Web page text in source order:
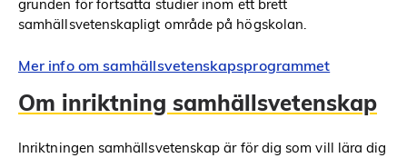
grunden för fortsatta studier inom ett brett
samhällsvetenskapligt område på högskolan.
Mer info om samhällsvetenskapsprogrammet
Om inriktning samhällsvetenskap
Inriktningen samhällsvetenskap är för dig som vill lära dig